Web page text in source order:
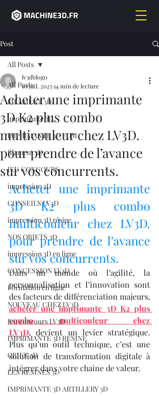
Post
All Posts
FILAMENT 3D
imprimante 3D,
IMPRIMANTE 3D FDM
filament 3D,
JEU CONCOURS
impression 3D
CONSEILS LV3D
impression 3D résine
NOS OBJETS 3D
impression 3D en ligne
CONCESSION LV3D
Formation en ligne
NOUVEAU CHEZ LV3D
Jeu concours LV3D
IMPRIMANTE 3D RESINE
OBJET 3D
LES RESINES 3D
IMPRIMANTE 3D ARTILLERY 3D
All Posts
Acheter une imprimante
3D K2 plus combo
multicouleur chez LV3D.
pour prendre de l’avance
sur vos concurrents.
lv3dblog0
10 juil. 202514 min de lecture
Acheter une imprimante
3D K2 plus combo
multicouleur chez LV3D.
pour prendre de l’avance
sur vos concurrents.
Dans un monde où l’agilité, la
personnalisation et l’innovation sont
acheter une imprimante 3D K2 plus
combo multicouleur chez
LV3D. devient un levier stratégique.
Plus qu’un outil technique, c’est une
solution de transformation digitale à
intégrer dans votre chaîne de valeur.